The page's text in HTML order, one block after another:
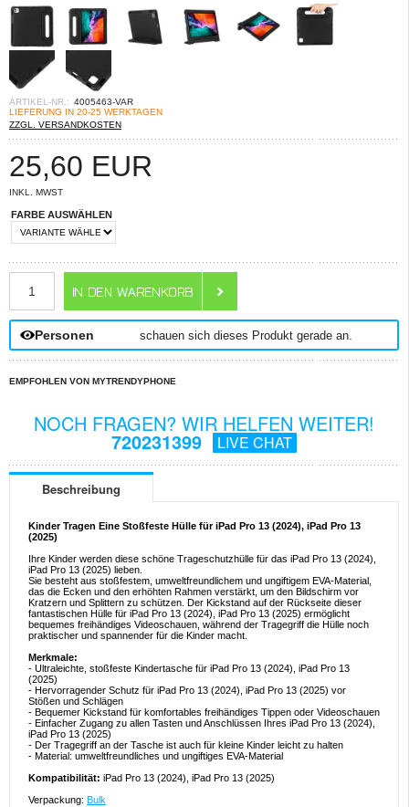
ARTIKEL-NR.: 4005463-VAR
LIEFERUNG IN 20-25 WERKTAGEN
ZZGL. VERSANDKOSTEN
25,60 EUR
INKL. MWST
FARBE AUSWÄHLEN
Personen schauen sich dieses Produkt gerade an.
EMPFOHLEN VON MYTRENDYPHONE
NOCH FRAGEN? WIR HELFEN WEITER!
720231399 LIVE CHAT
Beschreibung
Kinder Tragen Eine Stoßfeste Hülle für iPad Pro 13 (2024), iPad Pro 13
(2025)
Ihre Kinder werden diese schöne Trageschutzhülle für das iPad Pro 13 (2024),
iPad Pro 13 (2025) lieben.
Sie besteht aus stoßfestem, umweltfreundlichem und ungiftigem EVA-Material,
das die Ecken und den erhöhten Rahmen verstärkt, um den Bildschirm vor
Kratzern und Splittern zu schützen. Der Kickstand auf der Rückseite dieser
fantastischen Hülle für iPad Pro 13 (2024), iPad Pro 13 (2025) ermöglicht
bequemes freihändiges Videoschauen, während der Tragegriff die Hülle noch
praktischer und spannender für die Kinder macht.
Merkmale:
- Ultraleichte, stoßfeste Kindertasche für iPad Pro 13 (2024), iPad Pro 13
(2025)
- Hervorragender Schutz für iPad Pro 13 (2024), iPad Pro 13 (2025) vor
Stößen und Schlägen
- Bequemer Kickstand für komfortables freihändiges Tippen oder Videoschauen
- Einfacher Zugang zu allen Tasten und Anschlüssen Ihres iPad Pro 13 (2024),
iPad Pro 13 (2025)
- Der Tragegriff an der Tasche ist auch für kleine Kinder leicht zu halten
- Material: umweltfreundliches und ungiftiges EVA-Material
Kompatibilität: iPad Pro 13 (2024), iPad Pro 13 (2025)
Verpackung: Bulk